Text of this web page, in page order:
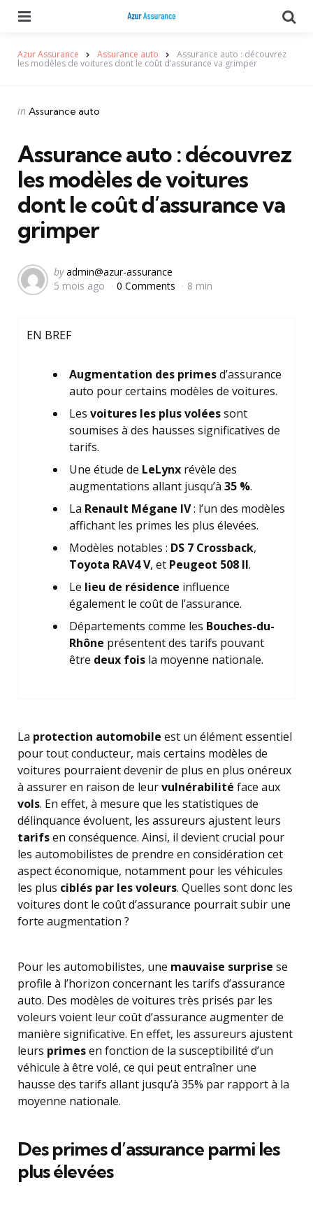
Azur Assurance Assurance auto Assurance auto : découvrez
les modèles de voitures dont le coût d’assurance va grimper
Categories
Posted
in Assurance auto
Assurance auto : découvrez
les modèles de voitures
dont le coût d’assurance va
grimper
Posted
by
by admin@azur-assurance
5 mois ago
0 Comments 8 min
EN BREF
Augmentation des primesd’assurance
auto pour certains modèles de voitures.
Les voitures les plus voléessont
soumises à des hausses significatives de
tarifs.
Une étude de LeLynx révèle des
augmentations allant jusqu’à 35 %.
La Renault Mégane IV: l’un des modèles
affichant les primes les plus élevées.
Modèles notables : DS 7 Crossback,
Toyota RAV4 V, et Peugeot 508 II.
Le lieu de résidence influence
également le coût de l’assurance.
Départements comme les Bouches-du-
Rhône présentent des tarifs pouvant
être deux fois la moyenne nationale.
La protection automobile est un élément essentiel
pour tout conducteur, mais certains modèles de
voitures pourraient devenir de plus en plus onéreux
à assurer en raison de leurvulnérabilité face aux
vols. En effet, à mesure que les statistiques de
délinquance évoluent, les assureurs ajustent leurs
tarifsen conséquence. Ainsi, il devient crucial pour
les automobilistes de prendre en considération cet
aspect économique, notamment pour les véhicules
les plus ciblés par les voleurs. Quelles sont donc les
voitures dont le coût d’assurance pourrait subir une
forte augmentation ?
Pour les automobilistes, une mauvaise surprise se
profile à l’horizon concernant les tarifs d’assurance
auto. Des modèles de voitures très prisés par les
voleurs voient leur coût d’assurance augmenter de
manière significative. En effet, les assureurs ajustent
leurs primesen fonction de la susceptibilité d’un
véhicule à être volé, ce qui peut entraîner une
hausse des tarifs allant jusqu’à 35% par rapport à la
moyenne nationale.
Des primes d’assurance parmi les
plus élevées